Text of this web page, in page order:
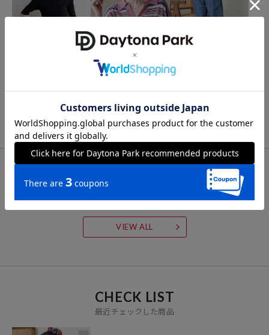
【PETIT BATEAU/プチバトー】
1893年にフランス・シャンパーニュ地方で誕生し、120年以上も愛さ
れているフランスのブランド、プチバトー。ベビー・キッズ・レディ
ースまで、「クオリティ＆コンフォート」をコンセプトに、常に動き
やすさや、快適さを念頭に置き、製品開発を行っています。1世紀以上
入れたタイムレスなデザインで、世界中のあらゆる世代の人々に愛さ
2,656
FREAK'S STORE
シアー スキッパー 半袖 サ
2,697
リネンレーヨン 紐付きイ
ップ対応＞
5,526
FOR YOU
VIEW ALL
CHECK LIST
最近チェックした商品